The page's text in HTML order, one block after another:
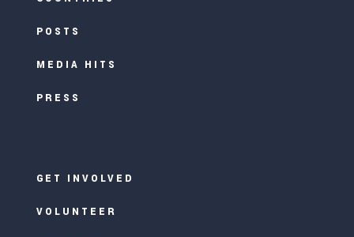
POSTS
MEDIA HITS
PRESS
GET INVOLVED
VOLUNTEER